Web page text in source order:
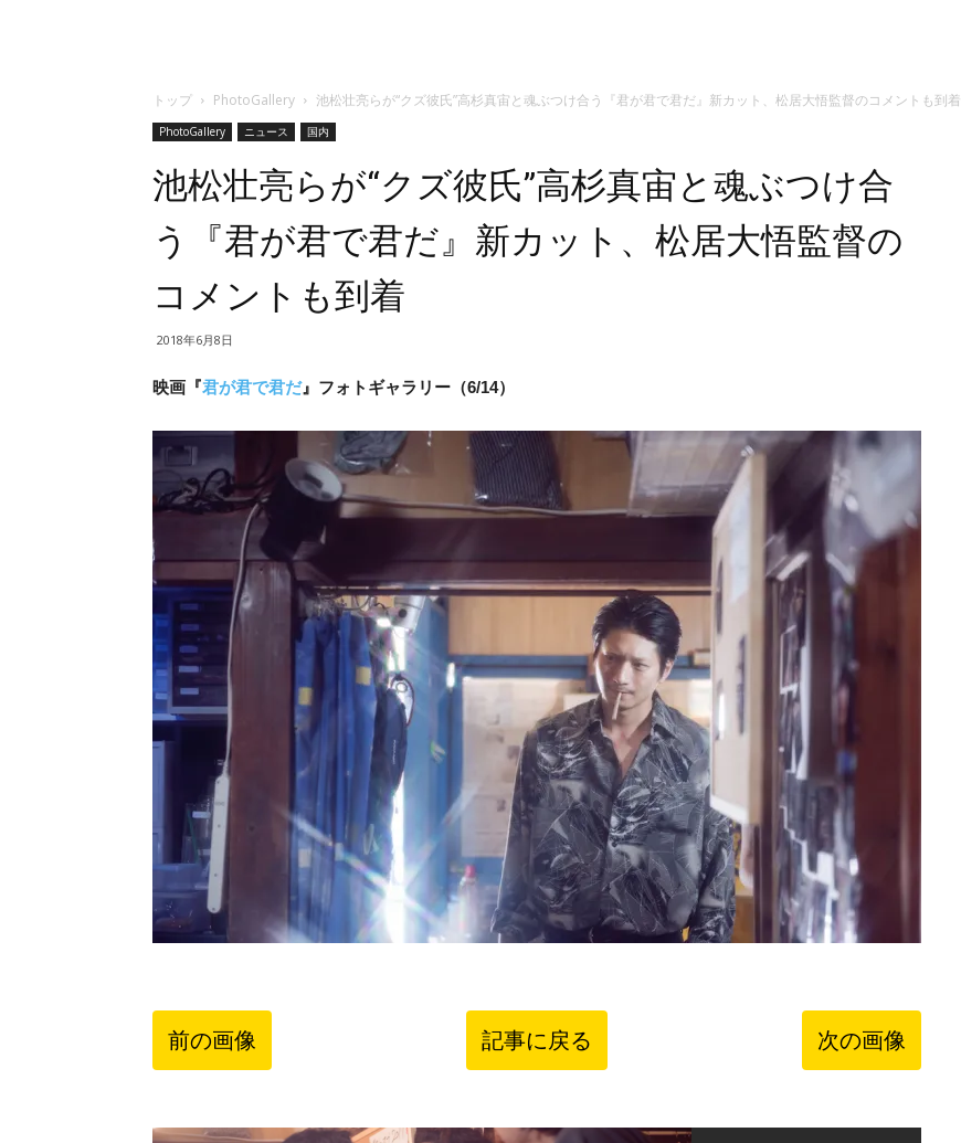
トップ PhotoGallery 池松壮亮らが“クズ彼氏”高杉真宙と魂ぶつけ合う『君が君で君だ』新カット、松居大悟監督のコメントも到着
PhotoGallery ニュース 国内
池松壮亮らが“クズ彼氏”高杉真宙と魂ぶつけ合
う『君が君で君だ』新カット、松居大悟監督の
コメントも到着
2018年6月8日
映画『君が君で君だ』フォトギャラリー（6/14）
前の画像 記事に戻る 次の画像